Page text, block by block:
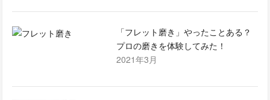
「フレット磨き」やったことある？
プロの磨きを体験してみた！
2021年3月